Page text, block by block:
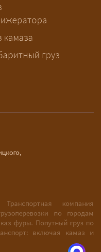
и запустит
камаза
груз
Транспортная компания
по городам
фуры. Попутный груз по
включая камаз и